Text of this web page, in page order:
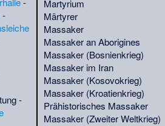
Edward Hulme
Friedrich Bremer
Friedrich Hendel
Bachmann (Botaniker)(BIO)·
Fritz Tiefenthaler(Kunst)·
Fürstliche Grabstätte von
VuF)·Geiselmord im
Luitpold-Gymnasium(QS-
)·Gelduba(Limes)·
Gennadi Fjodorowitsch
-
-
Martyrium
Märtyrer
Massaker
Massaker an Aborigines
Massaker (Bosnienkrieg)
Massaker im Iran
Massaker (Kosovokrieg)
Massaker (Kroatienkrieg)
Prähistorisches Massaker
Massaker (Zweiter Weltkrieg)